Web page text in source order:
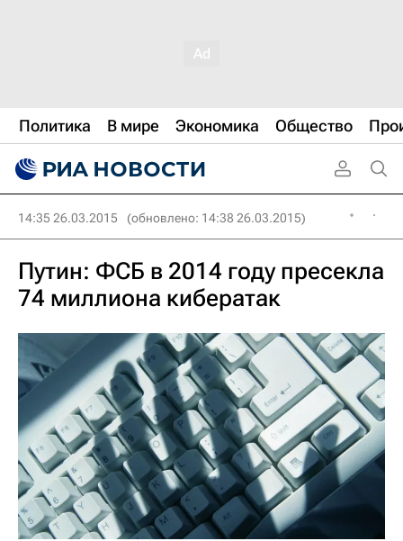
Политика В мире Экономика Общество
14:35 26.03.2015 (обновлено: 14:38 26.03.2015)
Путин: ФСБ в 2014 году пресекла
74 миллиона кибератак